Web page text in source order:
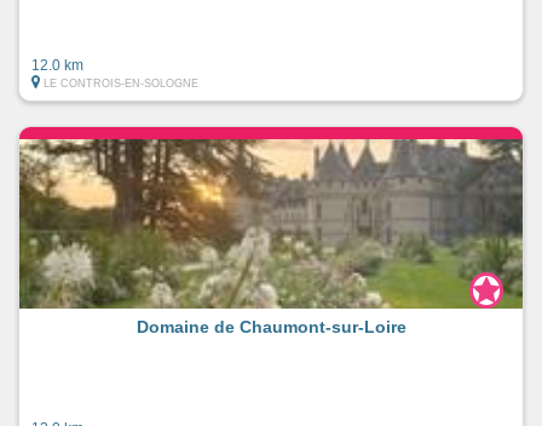
12.0 km
LE CONTROIS-EN-SOLOGNE
Domaine de Chaumont-sur-Loire